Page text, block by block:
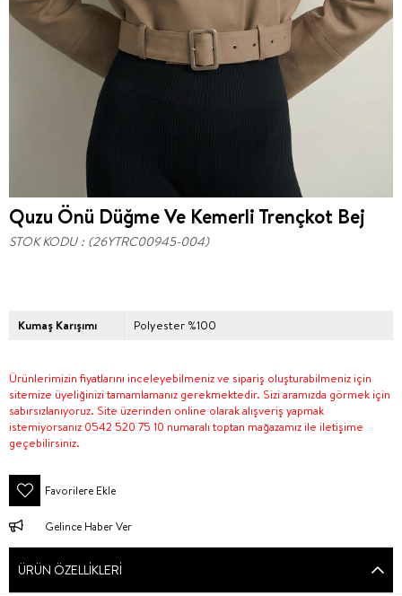
Quzu Önü Düğme Ve Kemerli Trençkot Bej
STOK KODU (26YTRC00945-004)
Kumaş Karışımı Polyester %100
Ürünlerimizin fiyatlarını inceleyebilmeniz ve sipariş oluşturabilmeniz için
sitemize üyeliğinizi tamamlamanız gerekmektedir. Sizi aramızda görmek için
sabırsızlanıyoruz. Site üzerinden online olarak alışveriş yapmak
istemiyorsanız 0542 520 75 10 numaralı toptan mağazamız ile iletişime
geçebilirsiniz.
Favorilere Ekle
Gelince Haber Ver
ÜRÜN ÖZELLIKLERI